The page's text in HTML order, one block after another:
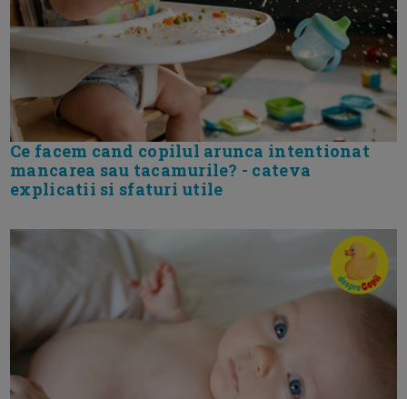
Ce facem cand copilul arunca intentionat
mancarea sau tacamurile? - cateva
explicatii si sfaturi utile